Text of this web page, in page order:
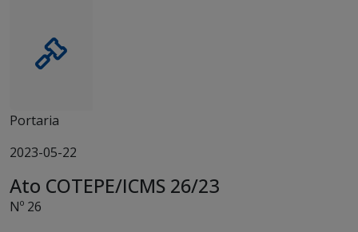
Portaria
2023-05-22
Ato COTEPE/ICMS 26/23
Nº 26